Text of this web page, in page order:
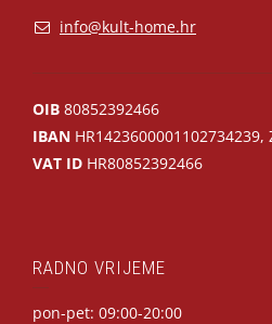
info@kult-home.hr
OIB 80852392466
IBAN
VAT ID HR80852392466
RADNO VRIJEME
pon-pet: 09:00-20:00